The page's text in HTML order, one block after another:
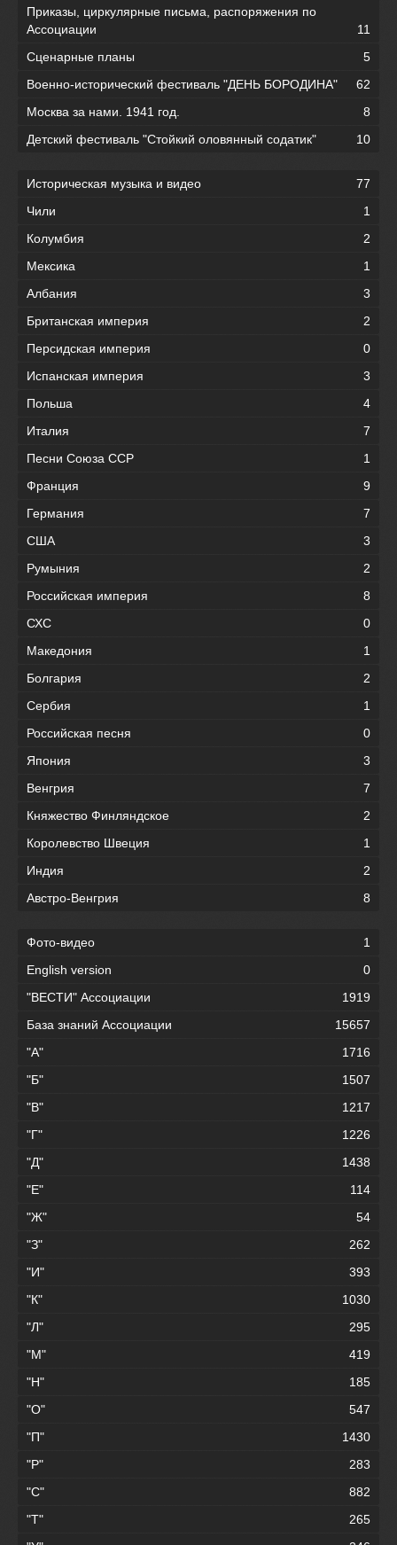
Приказы, циркулярные письма, распоряжения по
Ассоциации
11
Сценарные планы
5
Военно-исторический фестиваль "ДЕНЬ БОРОДИНА"
62
Москва за нами. 1941 год.
8
Детский фестиваль "Стойкий оловянный содатик"
10
Историческая музыка и видео
77
Чили
1
Колумбия
2
Мексика
1
Албания
3
Британская империя
2
Персидская империя
0
Испанская империя
3
Польша
4
Италия
7
Песни Союза ССР
1
Франция
9
Германия
7
США
3
Румыния
2
Российская империя
8
СХС
0
Македония
1
Болгария
2
Сербия
1
Российская песня
0
Япония
3
Венгрия
7
Княжество Финляндское
2
Королевство Швеция
1
Индия
2
Австро-Венгрия
8
Фото-видео
1
English version
0
"ВЕСТИ" Ассоциации
1919
База знаний Ассоциации
15657
"А"
1716
"Б"
1507
"В"
1217
"Г"
1226
"Д"
1438
"Е"
114
"Ж"
54
"З"
262
"И"
393
"К"
1030
"Л"
295
"М"
419
"Н"
185
"О"
547
"П"
1430
"Р"
283
"С"
882
"Т"
265